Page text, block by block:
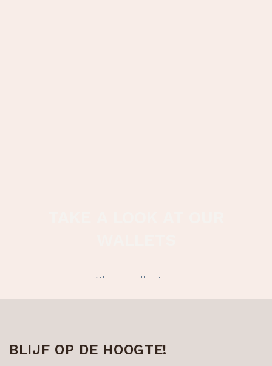
Show collection
BLIJF OP DE HOOGTE!